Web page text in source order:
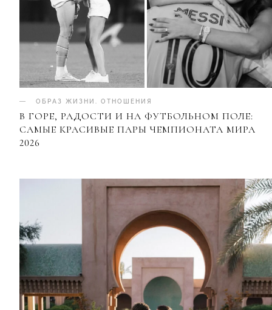
ОБРАЗ ЖИЗНИ ОТНОШЕНИЯ
В ГОРЕ, РАДОСТИ И НА ФУТБОЛЬНОМ ПОЛЕ:
САМЫЕ КРАСИВЫЕ ПАРЫ ЧЕМПИОНАТА МИРА
2026